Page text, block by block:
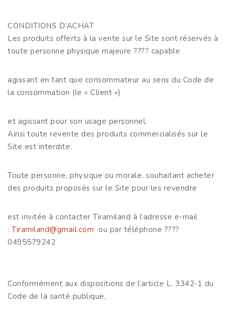
CONDITIONS D’ACHAT
Les produits offerts à la vente sur le Site sont réservés à
toute personne physique majeure ???? capable
agissant en tant que consommateur au sens du Code de
la consommation (le « Client »)
et agissant pour son usage personnel.
Ainsi toute revente des produits commercialisés sur le
Site est interdite.
Toute personne, physique ou morale, souhaitant acheter
des produits proposés sur le Site pour les revendre
est invitée à contacter Tiramiland à l’adresse e-mail
: Tiramiland@gmail.com ou par téléphone ????
0495579242
Conformément aux dispositions de l’article L. 3342-1 du
Code de la santé publique,